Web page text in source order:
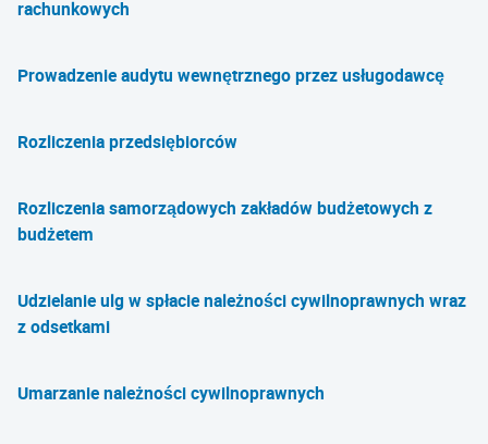
rachunkowych
Prowadzenie audytu wewnętrznego przez usługodawcę
Rozliczenia przedsiębiorców
Rozliczenia samorządowych zakładów budżetowych z
budżetem
Udzielanie ulg w spłacie należności cywilnoprawnych wraz
z odsetkami
Umarzanie należności cywilnoprawnych